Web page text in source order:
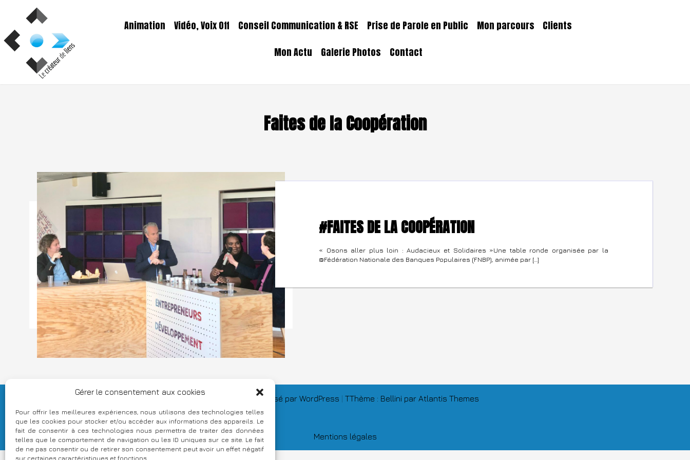
Gérer le consentement aux cookies
Pour offrir les meilleures expériences, nous utilisons des technologies telles
que les cookies pour stocker et/ou accéder aux informations des appareils. Le
fait de consentir à ces technologies nous permettra de traiter des données
telles que le comportement de navigation ou les ID uniques sur ce site. Le fait
de ne pas consentir ou de retirer son consentement peut avoir un effet négatif
sur certaines caractéristiques et fonctions.
contenu
Animation Vidéo, Voix Off Conseil Communication & RSE Prise de Parole en Public Mon parcours
Clients
Mon Actu
Galerie Photos Contact
Faites de la Coopération
#FAITES DE LA COOPÉRATION
« Osons aller plus loin : Audacieux et Solidaires »Une table ronde organisée par la
@Fédération Nationale des Banques Populaires (FNBP), animée par […]
Fièrement propulsé par WordPress TThème : Bellini par Atlantis Themes
Mentions légales